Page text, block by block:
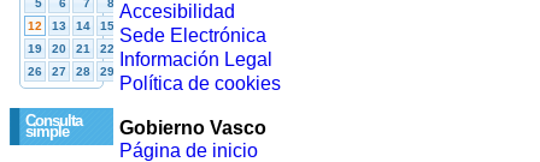
Consulta
simple
Accesibilidad
Sede Electrónica
Información Legal
Política de cookies
Gobierno Vasco
Página de inicio